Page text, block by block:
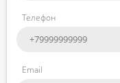
Телефон
Email